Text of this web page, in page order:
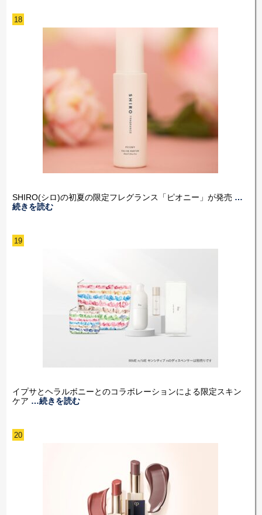
18
SHIRO(シロ)の初夏の限定フレグランス「ピオニー」が発売 …
続きを読む
19
イプサとヘラルボニーとのコラボレーションによる限定スキン
ケア …続きを読む
20